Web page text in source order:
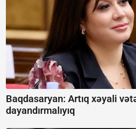
Baqdasaryan: Artıq xəyali
dayandırmalıyıq